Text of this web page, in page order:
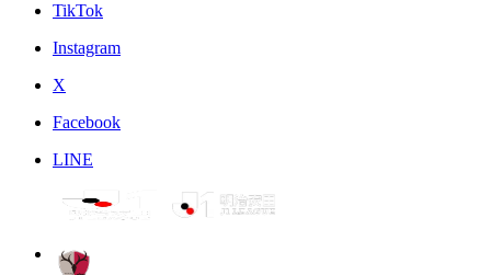
TikTok
Instagram
X
Facebook
LINE